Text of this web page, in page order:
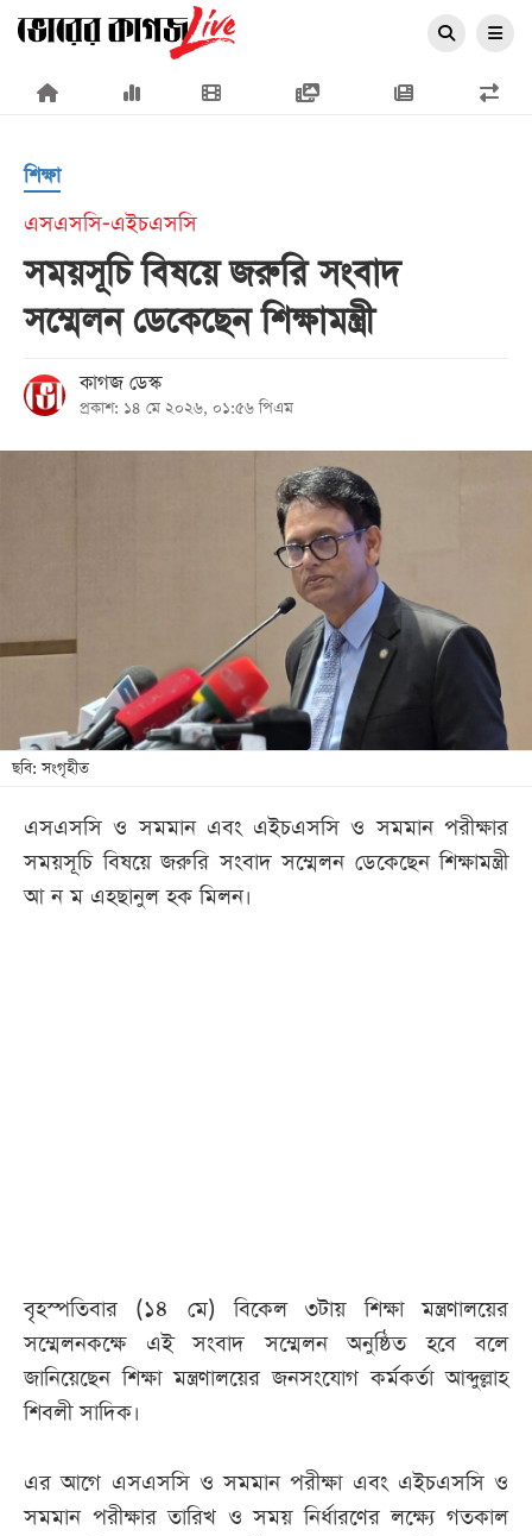
×
প্রচ্ছদ
জাতীয়
রাজনীতি
লাইফ
তথ্যপ্রযুক্তি
বিভাগ
ছবি
শিক্ষা
এসএসসি-এইচএসসি
সময়সূচি বিষয়ে জরুরি সংবাদ
সম্মেলন ডেকেছেন শিক্ষামন্ত্রী
কাগজ ডেস্ক
প্রকাশ: ১৪ মে ২০২৬, ০১:৫৬ পিএম
ছবি: সংগৃহীত
এসএসসি ও সমমান এবং এইচএসসি ও সমমান পরীক্ষার
সময়সূচি বিষয়ে জরুরি সংবাদ সম্মেলন ডেকেছেন শিক্ষামন্ত্রী
আ ন ম এহছানুল হক মিলন।
বৃহস্পতিবার (১৪ মে) বিকেল ৩টায় শিক্ষা মন্ত্রণালয়ের
সম্মেলনকক্ষে এই সংবাদ সম্মেলন অনুষ্ঠিত হবে বলে
জানিয়েছেন শিক্ষা মন্ত্রণালয়ের জনসংযোগ কর্মকর্তা আব্দুল্লাহ
শিবলী সাদিক।
এর আগে এসএসসি ও সমমান পরীক্ষা এবং এইচএসসি ও
সমমান পরীক্ষার তারিখ ও সময় নির্ধারণের লক্ষ্যে গতকাল